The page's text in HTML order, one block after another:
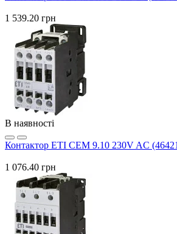
1 539.20 грн
В наявності
Контактор ETI CEM 9.10 230V AC
1 076.40 грн